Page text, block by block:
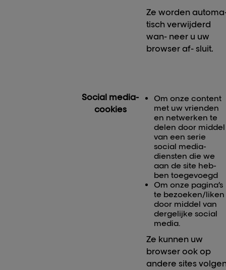
Ze worden
tisch verwijderd
wan- neer u uw
browser af- sluit.
Social media-
cookies
Om onze content
met uw vrienden
en netwerken te
delen door middel
van een serie
social media-
diensten die we
aan de site heb-
ben toegevoegd
Om onze pagina’s
te bezoeken/liken
door middel van
dergelijke social
media.
Ze kunnen uw
browser ook op
andere sites